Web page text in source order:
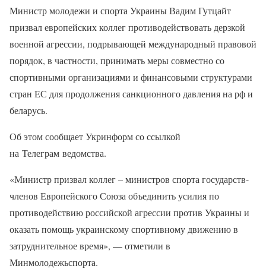
Министр молодежи и спорта Украины Вадим Гутцайт
призвал европейских коллег противодействовать дерзкой
военной агрессии, подрывающей международный правовой
порядок, в частности, принимать меры совместно со
спортивными организациями и финансовыми структурами
стран ЕС для продолжения санкционного давления на рф и
беларусь.
Об этом сообщает Укринформ со ссылкой
на Телеграм ведомства.
«Министр призвал коллег – министров спорта государств-
членов Европейского Союза объединить усилия по
противодействию российской агрессии против Украины и
оказать помощь украинскому спортивному движению в
затруднительное время», — отметили в
Минмолодежьспорта.